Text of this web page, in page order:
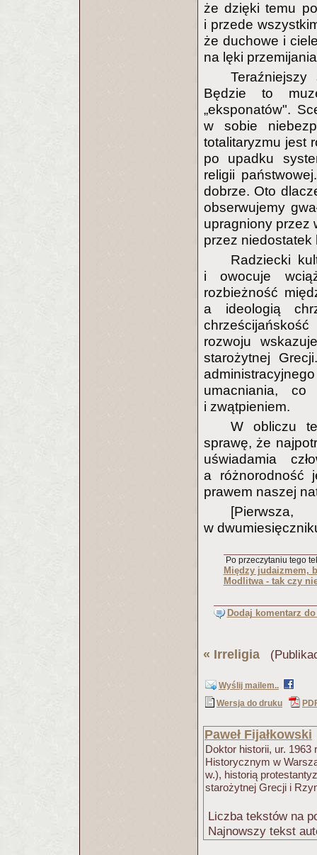
że dzięki temu
i przede
że duchowe i
na lęki
Będzie to
„eksponatów".
w sobie
totalitaryzmu jest
po upadku
religii
dobrze. Oto
obserwujemy
upragniony przez
przez niedostatek
Radziecki
i owocuje
rozbieżność
a ideologią
rozwoju
starożytnej
umacniania, co
i zwątpieniem.
W obliczu
sprawę, że
uświadamia
a różnorodność
prawem naszej
w
Po przeczytaniu tego
Między judaizmem,
Modlitwa - tak czy
Dodaj komentarz
« Irreligia
Wyślij mailem..
Wersja do druku
Paweł Fijałkowski
Doktor historii, ur.
Historycznym w
w.), historią
starożytnej Grecji i
Liczba tekstów na
Najnowszy tekst